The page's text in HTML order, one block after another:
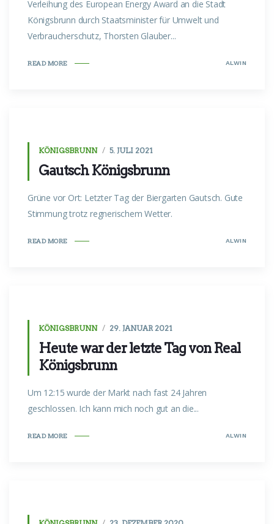
Verleihung des European Energy Award an die Stadt
Königsbrunn durch Staatsminister für Umwelt und
Verbraucherschutz, Thorsten Glauber...
READ MORE ALWIN
KÖNIGSBRUNN 5. JULI 2021
Gautsch Königsbrunn
Grüne vor Ort: Letzter Tag der Biergarten Gautsch. Gute
Stimmung trotz regnerischem Wetter.
READ MORE ALWIN
KÖNIGSBRUNN 29. JANUAR 2021
Heute war der letzte Tag von Real
Königsbrunn
Um 12:15 wurde der Markt nach fast 24 Jahren
geschlossen. Ich kann mich noch gut an die...
READ MORE ALWIN